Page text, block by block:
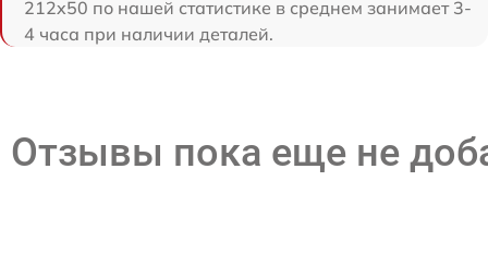
212x50 по нашей статистике в среднем занимает 3-
4 часа при наличии деталей.
Отзывы пока еще не